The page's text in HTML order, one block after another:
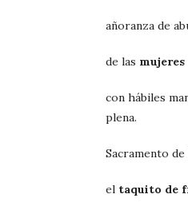
añoranza de
de las
con hábiles
plena.
Sacramento
el taquito de